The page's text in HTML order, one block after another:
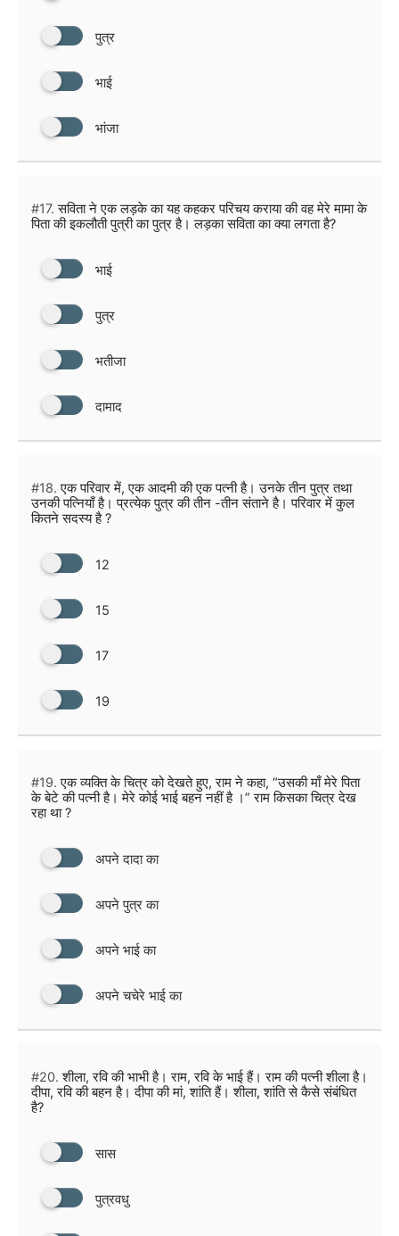
पुत्र
भाई
भांजा
#17. सविता ने एक लड़के का यह कहकर परिचय कराया की वह मेरे मामा के
पिता की इकलौती पुत्री का पुत्र है। लड़का सविता का क्या लगता है?
भाई
पुत्र
भतीजा
दामाद
#18. एक परिवार में, एक आदमी की एक पत्नी है। उनके तीन पुत्र तथा
उनकी पत्नियाँ है। प्रत्येक पुत्र की तीन -तीन संताने है। परिवार में कुल
कितने सदस्य है ?
12
15
17
19
#19. एक व्यक्ति के चित्र को देखते हुए, राम ने कहा, “उसकी माँ मेरे पिता
के बेटे की पत्नी है। मेरे कोई भाई बहन नहीं है ।” राम किसका चित्र देख
रहा था ?
अपने दादा का
अपने पुत्र का
अपने भाई का
अपने चचेरे भाई का
#20. शीला, रवि की भाभी है। राम, रवि के भाई हैं। राम की पत्नी शीला है।
दीपा, रवि की बहन है। दीपा की मां, शांति हैं। शीला, शांति से कैसे संबंधित
है?
सास
पुत्रवधु